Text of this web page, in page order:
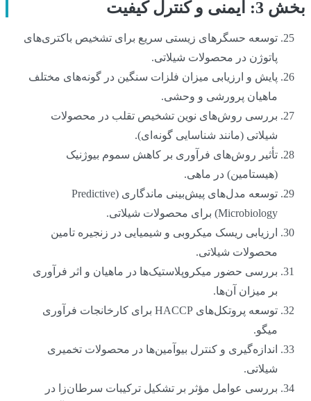
بخش 3: ایمنی و کنترل کیفیت
توسعه حسگرهای زیستی سریع برای تشخیص باکتری‌های
پاتوژن در محصولات شیلاتی.
پایش و ارزیابی میزان فلزات سنگین در گونه‌های مختلف
ماهیان پرورشی و وحشی.
بررسی روش‌های نوین تشخیص تقلب در محصولات
شیلاتی (مانند شناسایی گونه‌ای).
تأثیر روش‌های فرآوری بر کاهش سموم بیوژنیک
(هیستامین) در ماهی.
توسعه مدل‌های پیش‌بینی ماندگاری (Predictive
Microbiology) برای محصولات شیلاتی.
ارزیابی ریسک میکروبی و شیمیایی در زنجیره تامین
محصولات شیلاتی.
بررسی حضور میکروپلاستیک‌ها در ماهیان و اثر فرآوری
بر میزان آن‌ها.
توسعه پروتکل‌های HACCP برای کارخانجات فرآوری
میگو.
اندازه‌گیری و کنترل بیوآمین‌ها در محصولات تخمیری
شیلاتی.
بررسی عوامل مؤثر بر تشکیل ترکیبات سرطان‌زا در